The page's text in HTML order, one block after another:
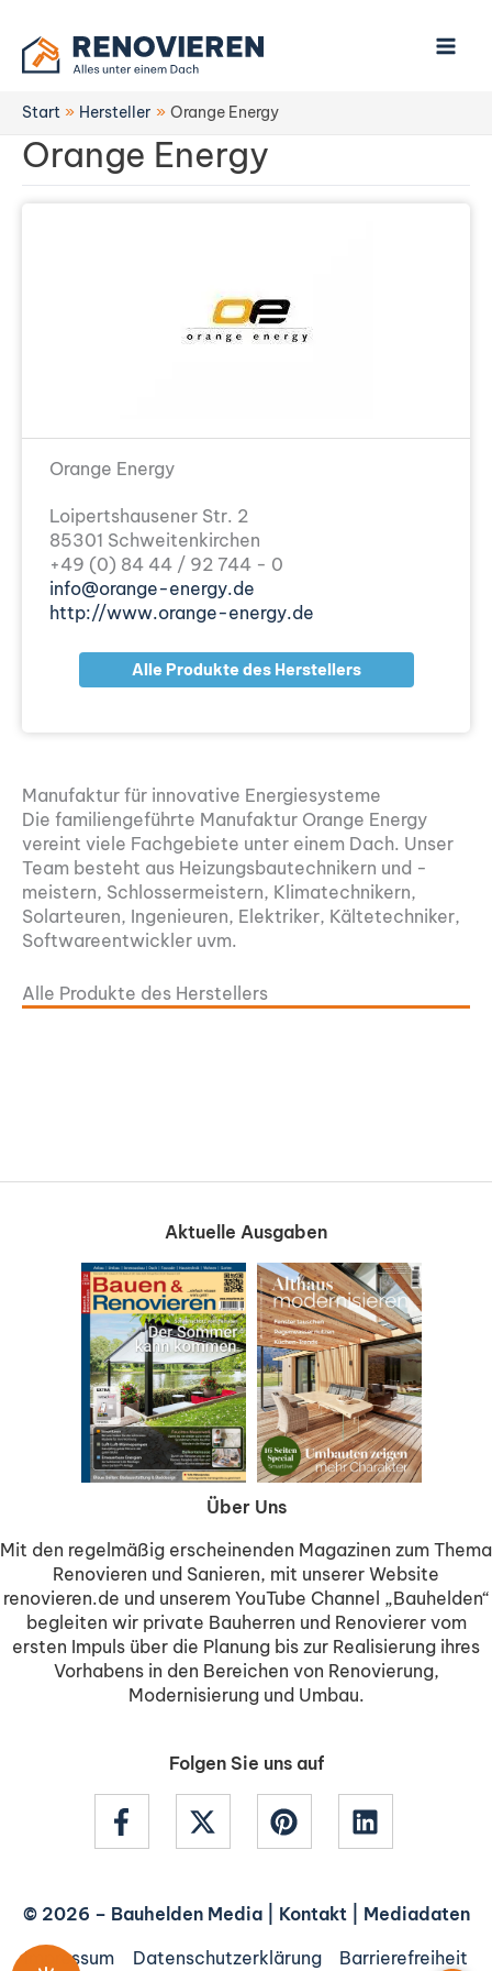
Inhalt
springen
Start Hersteller Orange Energy
Orange Energy
Orange Energy
Loipertshausener Str. 2
85301 Schweitenkirchen
+49 (0) 84 44 / 92 744 - 0
info@orange-energy.de
http://www.orange-energy.de
Alle Produkte des Herstellers
Manufaktur für innovative Energiesysteme
Die familiengeführte Manufaktur Orange Energy
vereint viele Fachgebiete unter einem Dach. Unser
Team besteht aus Heizungsbautechnikern und -
meistern, Schlossermeistern, Klimatechnikern,
Solarteuren, Ingenieuren, Elektriker, Kältetechniker,
Softwareentwickler uvm.
Alle Produkte des Herstellers
Aktuelle Ausgaben
Über Uns
Mit den regelmäßig erscheinenden Magazinen zum Thema
Renovieren und Sanieren, mit unserer Website
renovieren.de und unserem YouTube Channel „Bauhelden“
begleiten wir private Bauherren und Renovierer vom
ersten Impuls über die Planung bis zur Realisierung ihres
Vorhabens in den Bereichen von Renovierung,
Modernisierung und Umbau.
Folgen Sie uns auf
© 2026 – Bauhelden Media| Kontakt| Mediadaten
Impressum
Datenschutzerklärung Barrierefreiheit